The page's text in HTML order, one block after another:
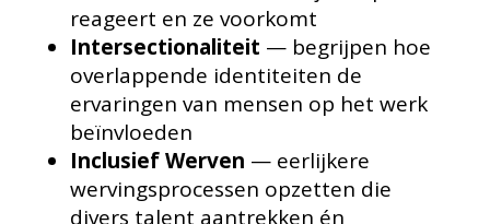
reageert en ze voorkomt
Intersectionaliteit — begrijpen hoe
overlappende identiteiten de
ervaringen van mensen op het werk
beïnvloeden
Inclusief Werven — eerlijkere
wervingsprocessen opzetten die
divers talent aantrekken én